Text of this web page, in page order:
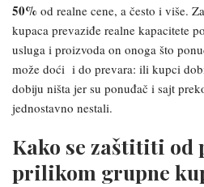
50% od realne cene, a često i više.
kupaca prevaziđe realne kapacitete
usluga i proizvoda on onoga što
može doći i do prevara: ili kupci
dobiju ništa jer su ponuđač i sajt
jednostavno nestali.
Kako se zaštititi od
prilikom grupne